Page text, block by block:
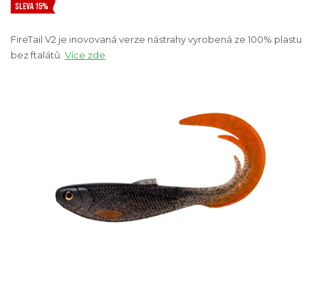
SLEVA 15%
FireTail V2 je inovovaná verze nástrahy vyrobená ze 100% plastu
bez ftalátů. Více zde